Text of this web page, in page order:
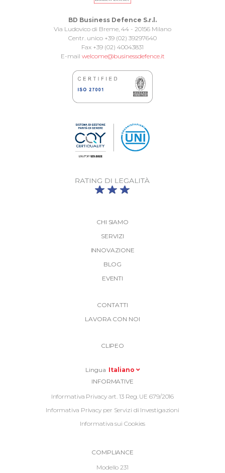
BD Business Defence S.r.l.
Via Ludovico di Breme, 44 - 20156 Milano
Centr. unico +39 (02) 39297640
Fax +39 (02) 40043831
E-mail welcome@businessdefence.it
CHI SIAMO
SERVIZI
INNOVAZIONE
BLOG
EVENTI
CONTATTI
LAVORA CON NOI
CLIPEO
Lingua Italiano
Informative
Footer
INFORMATIVE
Informativa Privacy art. 13 Reg. UE 679/2016
Informativa Privacy per Servizi di Investigazioni
Informativa sui Cookies
InformativeCOMPLIANCE
Modello 231